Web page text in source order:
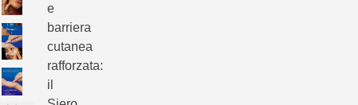
e
barriera
cutanea
rafforzata:
il